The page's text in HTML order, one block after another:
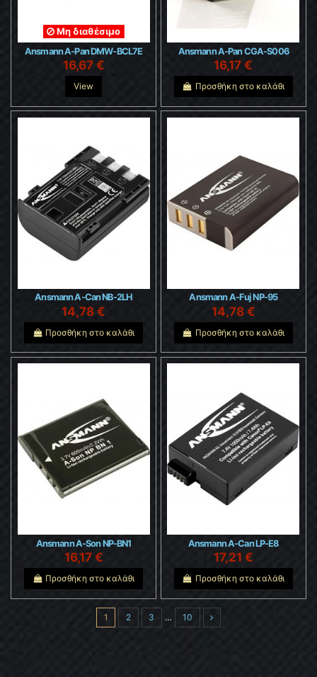
Μη διαθέσιμο
Ansmann A-Pan DMW-BCL7E
16,67 €
View
Ansmann A-Pan CGA-S006
16,17 €
Προσθήκη στο καλάθι
Ansmann A-Can NB-2LH
14,78 €
Προσθήκη στο καλάθι
Ansmann A-Fuj NP-95
14,78 €
Προσθήκη στο καλάθι
Ansmann A-Son NP-BN1
16,17 €
Προσθήκη στο καλάθι
Ansmann A-Can LP-E8
17,21 €
Προσθήκη στο καλάθι
1 2 3 … 10